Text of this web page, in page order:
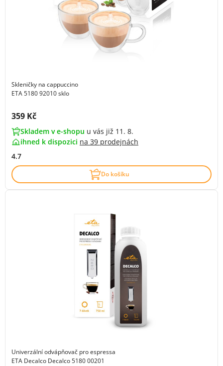
Skleničky na cappuccino
ETA 5180 92010 sklo
Cena s DPH:
359 Kč
Skladem v e-shopu u vás již 11. 8.
ihned k dispozici na 39 prodejnách
4.7
Do košíku
Univerzální odvápňovač pro espressa
ETA Decalco Decalco 5180 00201